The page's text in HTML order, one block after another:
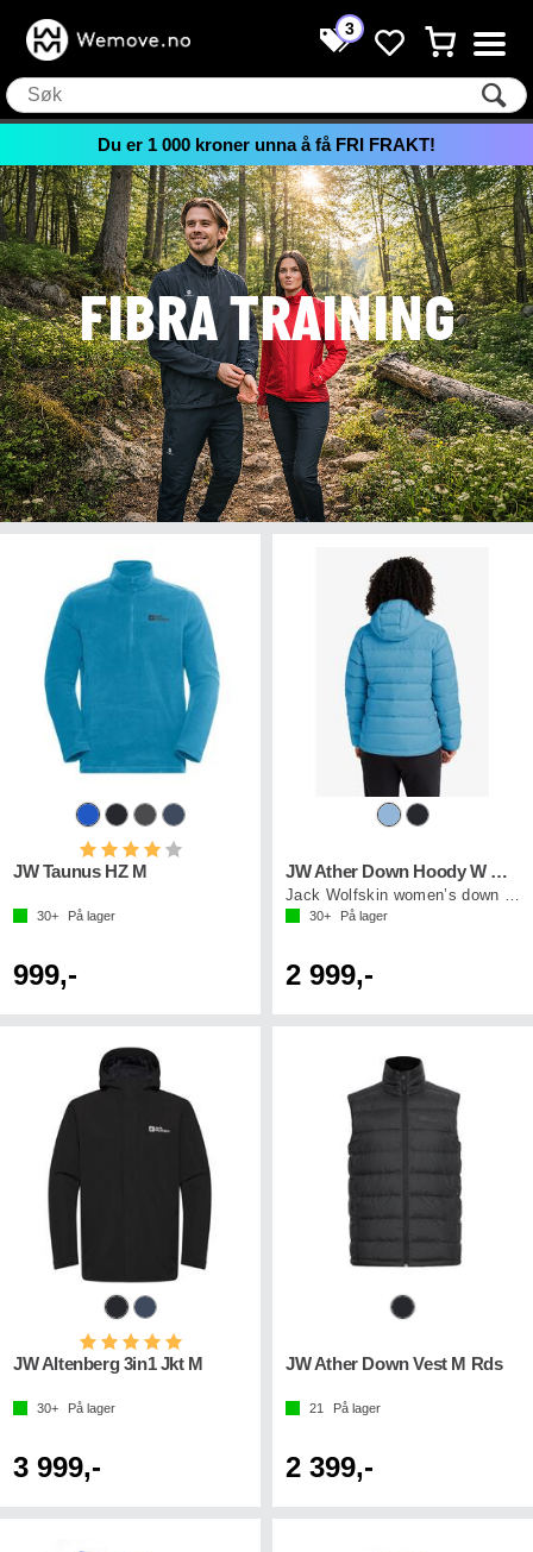
3
Du er 1 000 kroner unna å få FRI FRAKT!
FIBRA TRAINING
Karakter:
JW Taunus HZ M
30+ På lager
999,-
JW Ather Down Hoody W Rds
Jack Wolfskin women’s down jacket
30+ På lager
2 999,-
Karakter:
JW Altenberg 3in1 Jkt M
30+ På lager
3 999,-
JW Ather Down Vest M Rds
21 På lager
2 399,-